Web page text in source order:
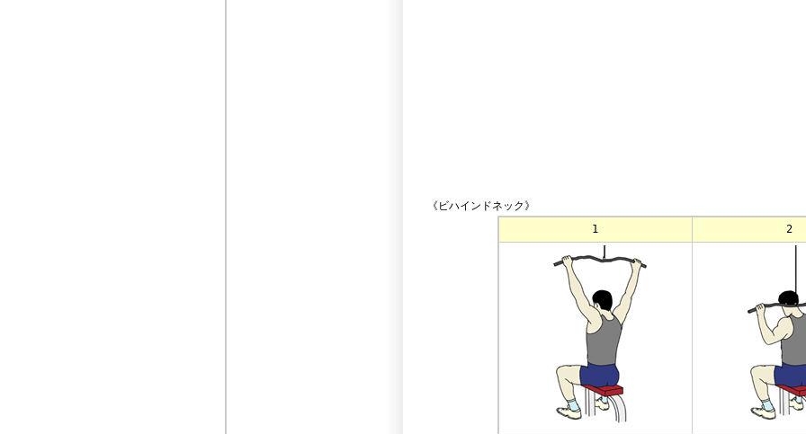
《ビハインドネック》
1
2